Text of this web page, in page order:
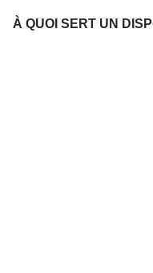
À QUOI SERT UN